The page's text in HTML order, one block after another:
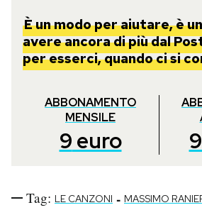
È un modo per aiutare, è
avere ancora di più dal
per esserci, quando ci si
ABBONAMENTO
MENSILE
9 euro
Tag: LE CANZONI - MASSIMO